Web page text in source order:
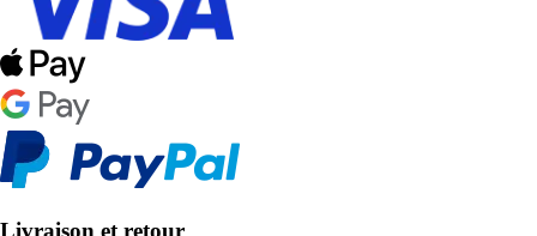
Livraison et retour